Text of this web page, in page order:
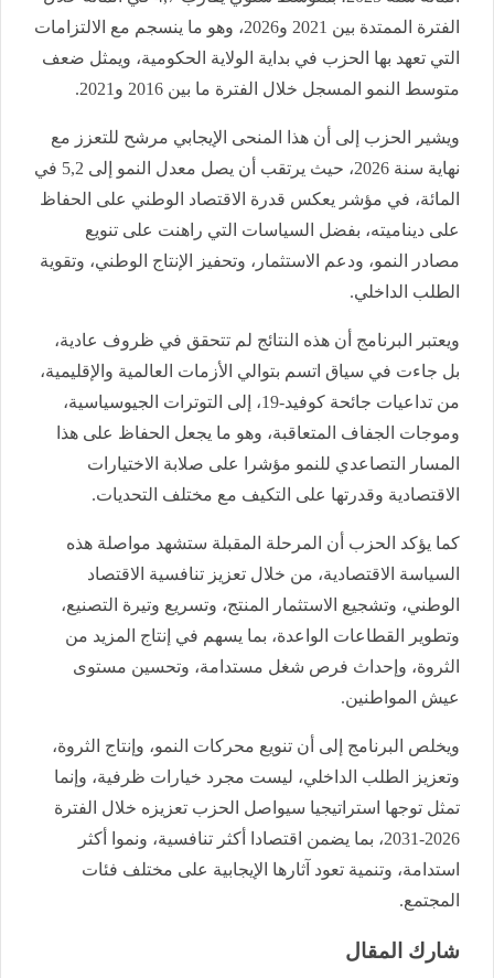
الفترة الممتدة بين 2021 و2026، وهو ما ينسجم مع الالتزامات
التي تعهد بها الحزب في بداية الولاية الحكومية، ويمثل ضعف
متوسط النمو المسجل خلال الفترة ما بين 2016 و2021.
ويشير الحزب إلى أن هذا المنحى الإيجابي مرشح للتعزز مع
نهاية سنة 2026، حيث يرتقب أن يصل معدل النمو إلى 5,2 في
المائة، في مؤشر يعكس قدرة الاقتصاد الوطني على الحفاظ
على ديناميته، بفضل السياسات التي راهنت على تنويع
مصادر النمو، ودعم الاستثمار، وتحفيز الإنتاج الوطني، وتقوية
الطلب الداخلي.
ويعتبر البرنامج أن هذه النتائج لم تتحقق في ظروف عادية،
بل جاءت في سياق اتسم بتوالي الأزمات العالمية والإقليمية،
من تداعيات جائحة كوفيد-19، إلى التوترات الجيوسياسية،
وموجات الجفاف المتعاقبة، وهو ما يجعل الحفاظ على هذا
المسار التصاعدي للنمو مؤشرا على صلابة الاختيارات
الاقتصادية وقدرتها على التكيف مع مختلف التحديات.
كما يؤكد الحزب أن المرحلة المقبلة ستشهد مواصلة هذه
السياسة الاقتصادية، من خلال تعزيز تنافسية الاقتصاد
الوطني، وتشجيع الاستثمار المنتج، وتسريع وتيرة التصنيع،
وتطوير القطاعات الواعدة، بما يسهم في إنتاج المزيد من
الثروة، وإحداث فرص شغل مستدامة، وتحسين مستوى
عيش المواطنين.
ويخلص البرنامج إلى أن تنويع محركات النمو، وإنتاج الثروة،
وتعزيز الطلب الداخلي، ليست مجرد خيارات ظرفية، وإنما
تمثل توجها استراتيجيا سيواصل الحزب تعزيزه خلال الفترة
2026-2031، بما يضمن اقتصادا أكثر تنافسية، ونموا أكثر
استدامة، وتنمية تعود آثارها الإيجابية على مختلف فئات
المجتمع.
شارك المقال